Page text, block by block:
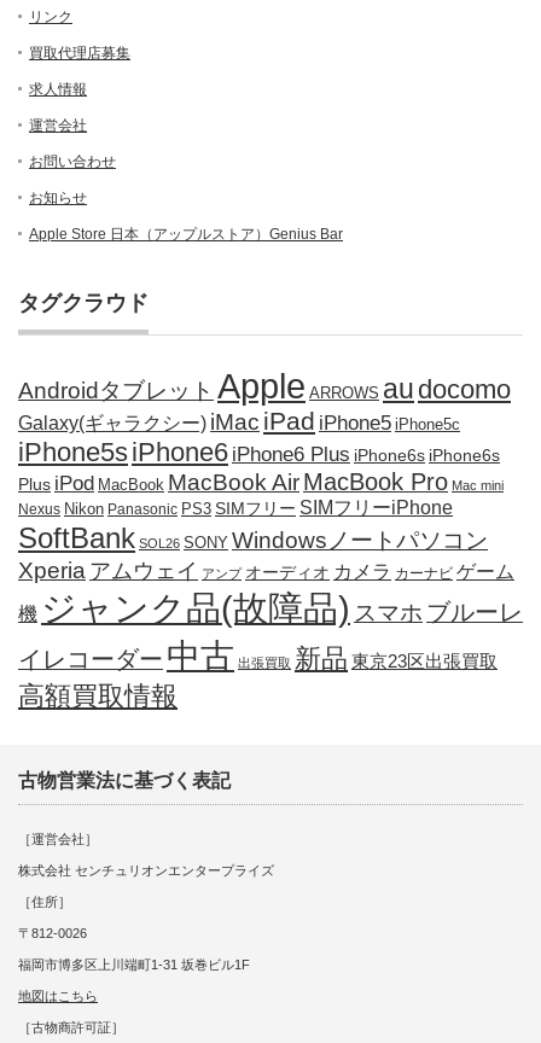
リンク
買取代理店募集
求人情報
運営会社
お問い合わせ
お知らせ
Apple Store 日本（アップルストア）Genius Bar
タグクラウド
Androidタブレット Apple ARROWS au docomo
Galaxy(ギャラクシー) iMac iPad iPhone5 iPhone5c
iPhone5siPhone6 iPhone6 Plus iPhone6s iPhone6s
Plus iPod MacBook MacBook AirMacBook Pro Mac mini
Nexus Nikon Panasonic PS3 SIMフリー SIMフリーiPhone
SoftBank SOL26 SONY Windowsノートパソコン
Xperia アムウェイ アンプ オーディオ カメラ カーナビ ゲーム
機 ジャンク品(故障品) スマホ ブルーレ
イレコーダー 中古 出張買取 新品 東京23区出張買取
高額買取情報
古物営業法に基づく表記
［運営会社］
株式会社 センチュリオンエンタープライズ
［住所］
〒812-0026
福岡市博多区上川端町1-31 坂巻ビル1F
地図はこちら
［古物商許可証］